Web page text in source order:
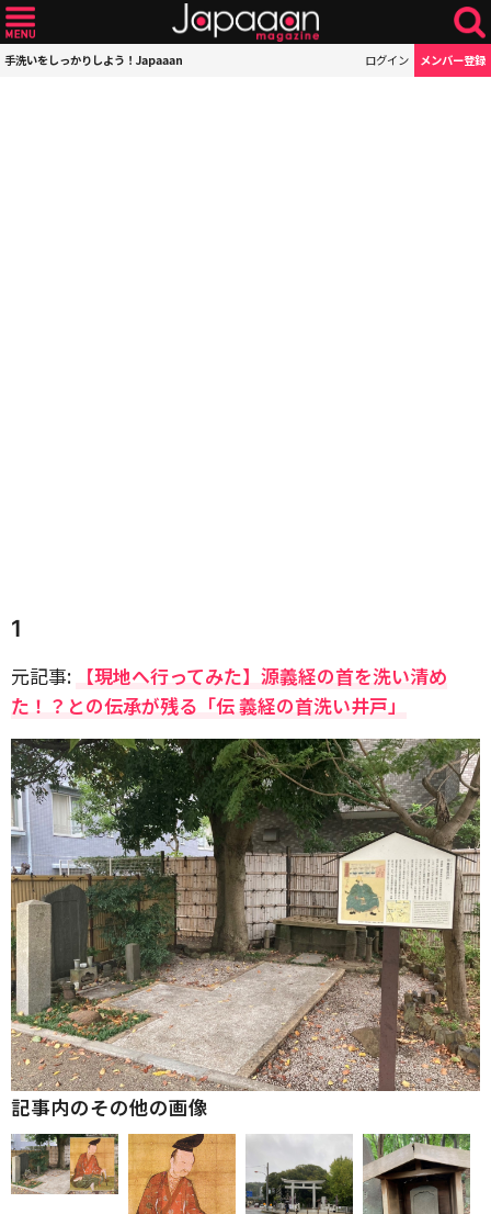
手洗いをしっかりしよう！Japaaan ログイン メンバー登録
1
元記事: 【現地へ行ってみた】源義経の首を洗い清め
た！？との伝承が残る「伝 義経の首洗い井戸」
記事内のその他の画像